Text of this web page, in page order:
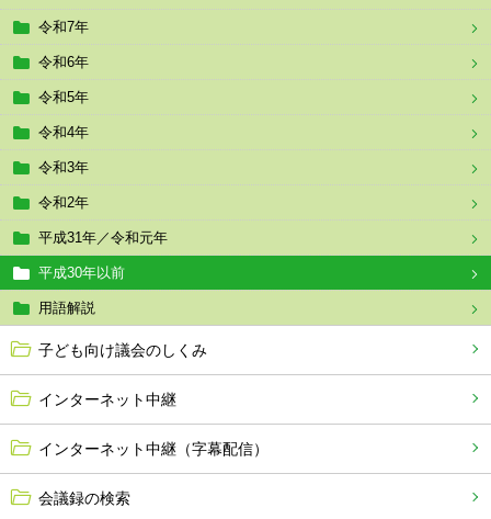
令和7年
令和6年
令和5年
令和4年
令和3年
令和2年
平成31年／令和元年
平成30年以前
用語解説
子ども向け議会のしくみ
インターネット中継
インターネット中継（字幕配信）
会議録の検索